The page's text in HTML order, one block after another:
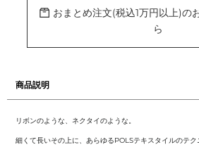
追
る
おまとめ注文(税込1万円以上)の
ら
商品説明
リボンのような、ネクタイのような。
細くて長いその上に、あらゆるPOLSテキスタイルのテ